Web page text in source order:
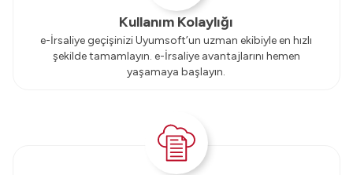
Kullanım Kolaylığı
e-İrsaliye geçişinizi Uyumsoft’un uzman ekibiyle en hızlı
şekilde tamamlayın. e-İrsaliye avantajlarını hemen
yaşamaya başlayın.